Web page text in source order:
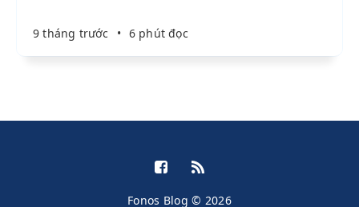
9 tháng trước • 6 phút đọc
Fonos Blog © 2026